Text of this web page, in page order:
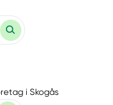
i Skogås